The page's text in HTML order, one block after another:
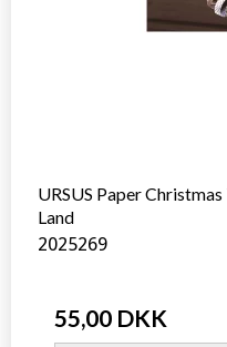
URSUS Paper
Land
2025269
55,00 DKK